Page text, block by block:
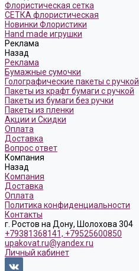
Флористическая сетка
СЕТКА флористическая
Новинки Флористики
Hand made игрушки
Реклама
Назад
Реклама
Бумажные сумочки
Голографические пакеты с ручкой
Пакеты из крафт бумаги с ручкой
Пакеты из бумаги без ручки
Пакеты из пленки
Акции и Скидки
Оплата
Доставка
Вопрос ответ
Компания
Назад
Компания
Доставка
Оплата
Политика конфиденциальности
Контакты
г. Ростов на Дону, Шолохова 304
+79381368141, +79525600850
upakovat.ru@yandex.ru
Личный кабинет